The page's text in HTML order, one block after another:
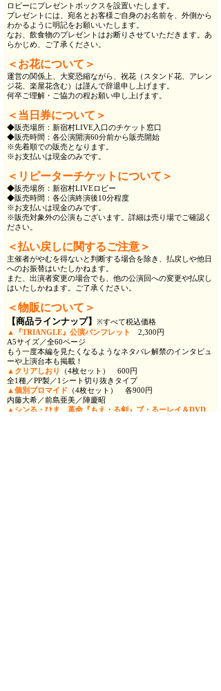
ロビーにプレゼントボックスを設置いたします。
プレゼントには、宛名とお客様ご自身のお名前を、外側から
わかるように明記をお願いいたします。
なお、飲食物のプレゼントはお断りさせていただきます。あ
らかじめ、ご了承ください。
＜お花について＞
運営の関係上、大変恐縮ながら、祝花（スタンド花、アレン
ジ花、楽屋花含む）は謹んで辞退申し上げます。
何卒ご理解・ご協力の程お願い申し上げます。
＜当日券について＞
◆販売場所：新宿村LIVE入口のチケット窓口
◆販売時間：各公演開演60分前から販売開始
※先着順での販売となります。
※お支払いは現金のみです。
＜リピーターチケットについて＞
◆販売場所：新宿村LIVEロビー
◆販売時間：各公演終演後10分程度
※お支払いは現金のみです。
※販売対象外の公演もございます。詳細は売り場でご確認く
ださい。
＜払い戻しに関するご注意＞
主催者がやむを得ないと判断する場合を除き、払戻しや他日
へのお振替はいたしかねます。
また、出演者変更の場合でも、他の公演回への変更や払戻し
はいたしかねます。ご了承ください。
＜物販について＞
【商品ラインナップ】
※すべて税込価格
▲『TRIANGLE』公演パンフレット
2,300円
A5サイズ／全60ページ
もう一度本編を見たくなるようなネタバレ解禁のインタビュ
ーや上演台本も掲載！
▲クリアしおり
（4枚セット） 600円
全1種／PP製／1シート切り抜きタイプ
▲個別ブロマイド （4枚セット） 各900円
内藤大希／前島亜美／陣慶昭
▲シンる・ひま 革命『もえ・る剣』ブ・るーレイ＆DVD